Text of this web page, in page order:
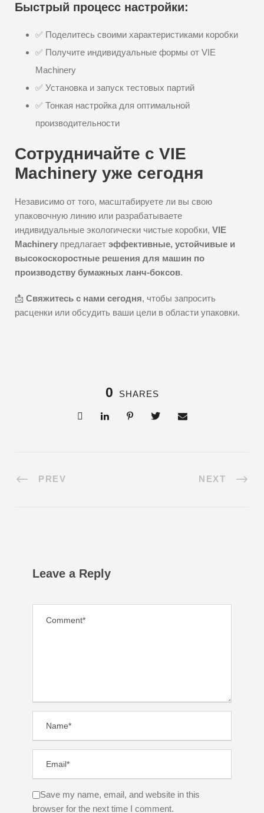
Быстрый процесс настройки:
✅ Поделитесь своими характеристиками коробки
✅ Получите индивидуальные формы от VIE
Machinery
✅ Установка и запуск тестовых партий
✅ Тонкая настройка для оптимальной
производительности
Сотрудничайте с VIE
Machinery уже сегодня
Независимо от того, масштабируете ли вы свою
упаковочную линию или разрабатываете
индивидуальные экологически чистые коробки, VIE
Machinery предлагает эффективные, устойчивые и
высокоскоростные решения для машин по
производству бумажных ланч-боксов.
📩 Свяжитесь с нами сегодня, чтобы запросить
расценки или обсудить ваши цели в области упаковки.
0 SHARES
PREV NEXT
Leave a Reply
Save my name, email, and website in this
browser for the next time I comment.